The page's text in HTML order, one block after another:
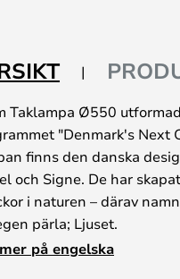
Taklampa Ø550
"Denmark's Next
finns den danska
och Signe. De har
i naturen – därav
pärla; Ljuset.
nedre skärm kan
på engelska